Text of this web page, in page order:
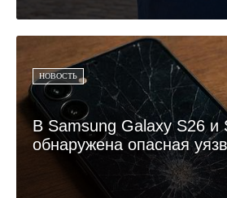
НОВОСТЬ
В Samsung Galaxy S26 и
обнаружена опасная